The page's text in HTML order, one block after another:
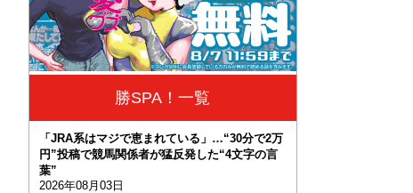
勝SPA！一覧
「JRA系はマジで恵まれている」…“30分で2万
円”投稿で競馬関係者が猛反発した“4文字の言
葉”
2026年08月03日